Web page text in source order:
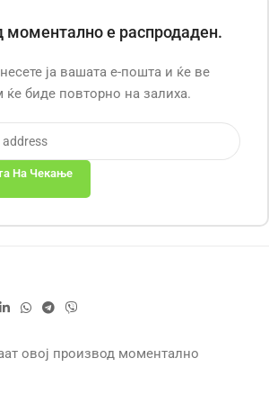
моментално е распродаден.
ја вашата е-пошта и ќе ве
биде повторно на залиха.
На Чекање
овој производ моментално